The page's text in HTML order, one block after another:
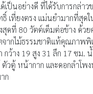
ป็นอย่างดี ที่ได้รับการกล่าว
เที่ยงตรง แม่นยำมากที่สุดใ
สุดที่ 80 วัตต์เต็มต่อข้าง ด้วย
จากไม้ธรรมชาติแท้คุณภาพพิ
กว้าง 19 สูง 31 ลึก 17 ซม.
วตู้ หน้ากาก และดอกลำโพ
ก